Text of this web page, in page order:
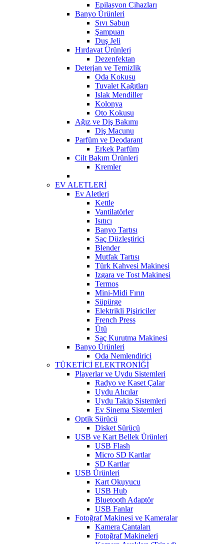
Epilasyon Cihazları
Banyo Ürünleri
Sıvı Sabun
Şampuan
Duş Jeli
Hırdavat Ürünleri
Dezenfektan
Deterjan ve Temizlik
Oda Kokusu
Tuvalet Kağıtları
Islak Mendiller
Kolonya
Oto Kokusu
Ağız ve Diş Bakımı
Diş Macunu
Parfüm ve Deodarant
Erkek Parfüm
Cilt Bakım Ürünleri
Kremler
EV ALETLERİ
Ev Aletleri
Kettle
Vantilatörler
Isıtıcı
Banyo Tartısı
Saç Düzleştirici
Blender
Mutfak Tartısı
Türk Kahvesi Makinesi
Izgara ve Tost Makinesi
Termos
Mini-Midi Fırın
Süpürge
Elektrikli Pişiriciler
French Press
Ütü
Saç Kurutma Makinesi
Banyo Ürünleri
Oda Nemlendirici
TÜKETİCİ ELEKTRONİĞİ
Playerlar ve Uydu Sistemleri
Radyo ve Kaset Çalar
Uydu Alıcılar
Uydu Takip Sistemleri
Ev Sinema Sistemleri
Optik Sürücü
Disket Sürücü
USB ve Kart Bellek Ürünleri
USB Flash
Micro SD Kartlar
SD Kartlar
USB Ürünleri
Kart Okuyucu
USB Hub
Bluetooth Adaptör
USB Fanlar
Fotoğraf Makinesi ve Kameralar
Kamera Çantaları
Fotoğraf Makineleri